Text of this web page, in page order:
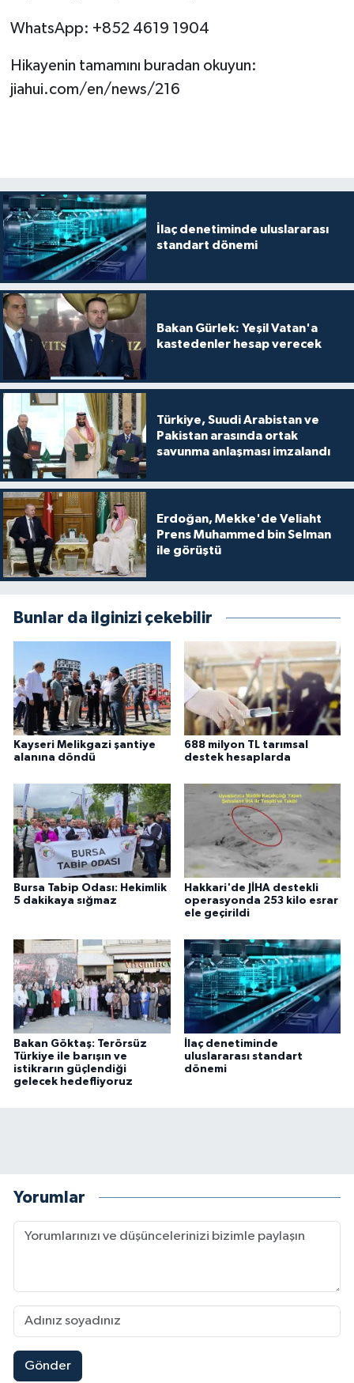
WhatsApp: +852 4619 1904
Hikayenin tamamını buradan okuyun:
jiahui.com/en/news/216
İlaç denetiminde uluslararası
standart dönemi
Bakan Gürlek: Yeşil Vatan'a
kastedenler hesap verecek
Türkiye, Suudi Arabistan ve
Pakistan arasında ortak
savunma anlaşması imzalandı
Erdoğan, Mekke'de Veliaht
Prens Muhammed bin Selman
ile görüştü
Bunlar da ilginizi çekebilir
Kayseri Melikgazi şantiye
alanına döndü
688 milyon TL tarımsal
destek hesaplarda
Bursa Tabip Odası: Hekimlik
5 dakikaya sığmaz
Hakkari'de JİHA destekli
operasyonda 253 kilo esrar
ele geçirildi
Bakan Göktaş: Terörsüz
Türkiye ile barışın ve
istikrarın güçlendiği
gelecek hedefliyoruz
İlaç denetiminde
uluslararası standart
dönemi
Yorumlar
Gönder